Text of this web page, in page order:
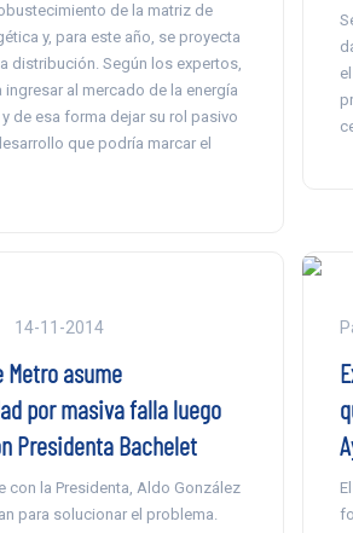
de la matriz de
y, para este año, se proyecta
distribución. Según los expertos,
ingresar al mercado de la energía
de esa forma dejar su rol pasivo
que podría marcar el
14-11-2014
asume
por masiva falla luego
Presidenta Bachelet
con la Presidenta, Aldo González
para solucionar el problema.